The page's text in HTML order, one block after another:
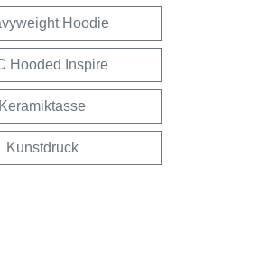
Hoodie
Hooded Inspire
Keramiktasse
Kunstdruck